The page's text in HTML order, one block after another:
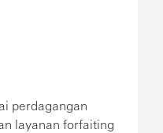
perdagangan
layanan forfaiting